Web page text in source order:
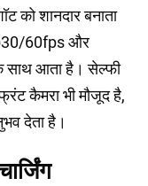
को शानदार बनाता
60fps और
साथ आता है। सेल्फी
कैमरा भी मौजूद है,
देता है।